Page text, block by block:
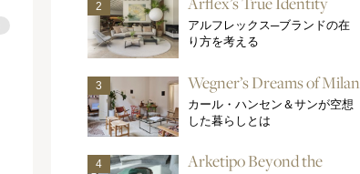
2
アルフレックス─ブランドの在
り方を考える
3 Wegner’s Dreams of Milan
カール・ハンセン＆サンが空想
した暮らしとは
4
Arketipo Beyond the